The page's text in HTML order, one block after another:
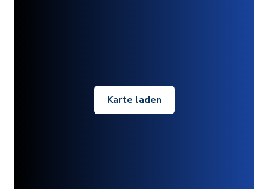
Karte laden